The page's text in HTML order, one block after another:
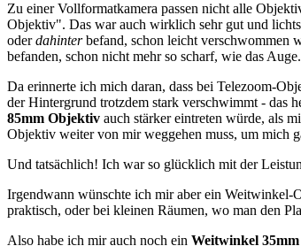
Zu einer Vollformatkamera passen nicht alle
Objektiv". Das war auch wirklich sehr gut und
oderdahinterbefand, schon leicht verschwommen
befanden, schon nicht mehr so scharf, wie das Auge.
Da erinnerte ich mich daran, dass bei Telezoom-
der Hintergrund trotzdem stark verschwimmt - das
85mm Objektiv auch stärker eintreten würde, als
Objektiv weiter von mir weggehen muss, um mich
Und tatsächlich! Ich war so glücklich mit der
Irgendwann wünschte ich mir aber ein Weitwinkel-
praktisch, oder bei kleinen Räumen, wo man den
Also habe ich mir auch noch ein Weitwinkel